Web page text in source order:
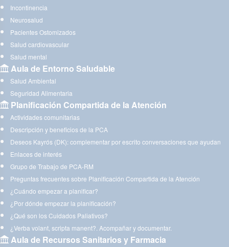
Incontinencia
Neurosalud
Pacientes Ostomizados
Salud cardiovascular
Salud mental
Aula de Entorno Saludable
Salud Ambiental
Seguridad Alimentaria
Planificación Compartida de la Atención
Actividades comunitarias
Descripción y beneficios de la PCA
Deseos Kayrós (DK): complementar por escrito conversaciones que ayudan
Enlaces de interés
Grupo de Trabajo de PCA-RM
Preguntas frecuentes sobre Planificación Compartida de la Atención
¿Cuándo empezar a planificar?
¿Por dónde empezar la planificación?
¿Qué son los Cuidados Paliativos?
¿Verba volant, scripta manent?. Acompañar y documentar.
Aula de Recursos Sanitarios y Farmacia